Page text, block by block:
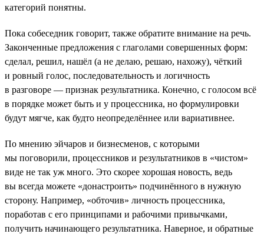
категорий понятны.
Пока собеседник говорит, также обратите внимание на речь.
Законченные предложения с глаголами совершенных форм:
сделал, решил, нашёл (а не делаю, решаю, нахожу), чёткий
и ровный голос, последовательность и логичность
в разговоре — признак результатника. Конечно, с голосом всё
в порядке может быть и у процессника, но формулировки
будут мягче, как будто неопределённее или вариативнее.
По мнению эйчаров и бизнесменов, с которыми
мы поговорили, процессников и результатников в «чистом»
виде не так уж много. Это скорее хорошая новость, ведь
вы всегда можете «донастроить» подчинённого в нужную
сторону. Например, «обточив» личность процессника,
поработав с его принципами и рабочими привычками,
получить начинающего результатника. Наверное, и обратные